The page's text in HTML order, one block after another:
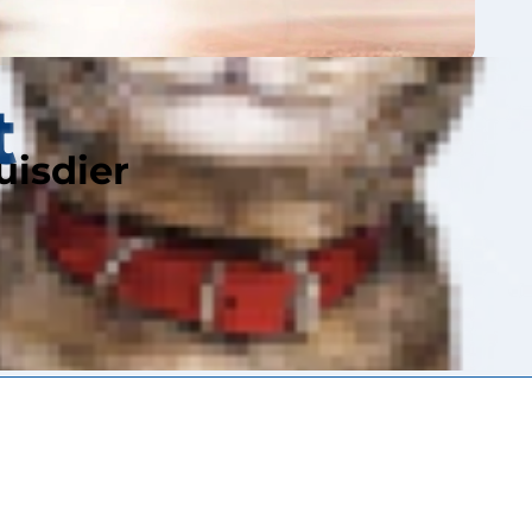
een dikke
vroeger was.